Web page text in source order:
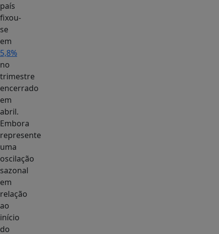
país
fixou-
se
em
5,8%
no
trimestre
encerrado
em
abril.
Embora
represente
uma
oscilação
sazonal
em
relação
ao
início
do